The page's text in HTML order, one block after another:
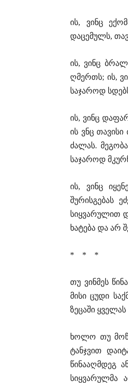
ის, ვინც
დაცემულს,
ის, ვინც
ღმერთს; ის,
საჯაროდ
ის, ვინც
ის ვნც
ძალას.
საჯაროდ
ის, ვინც
შურისგებას
სიყვარულით
ხატება და არ
* * *
თუ ვინმეს
მისი ცუდი
ზეცაში
ხოლო თუ
ტანჯვით
წინააღმდეგ
სიყვარულმა